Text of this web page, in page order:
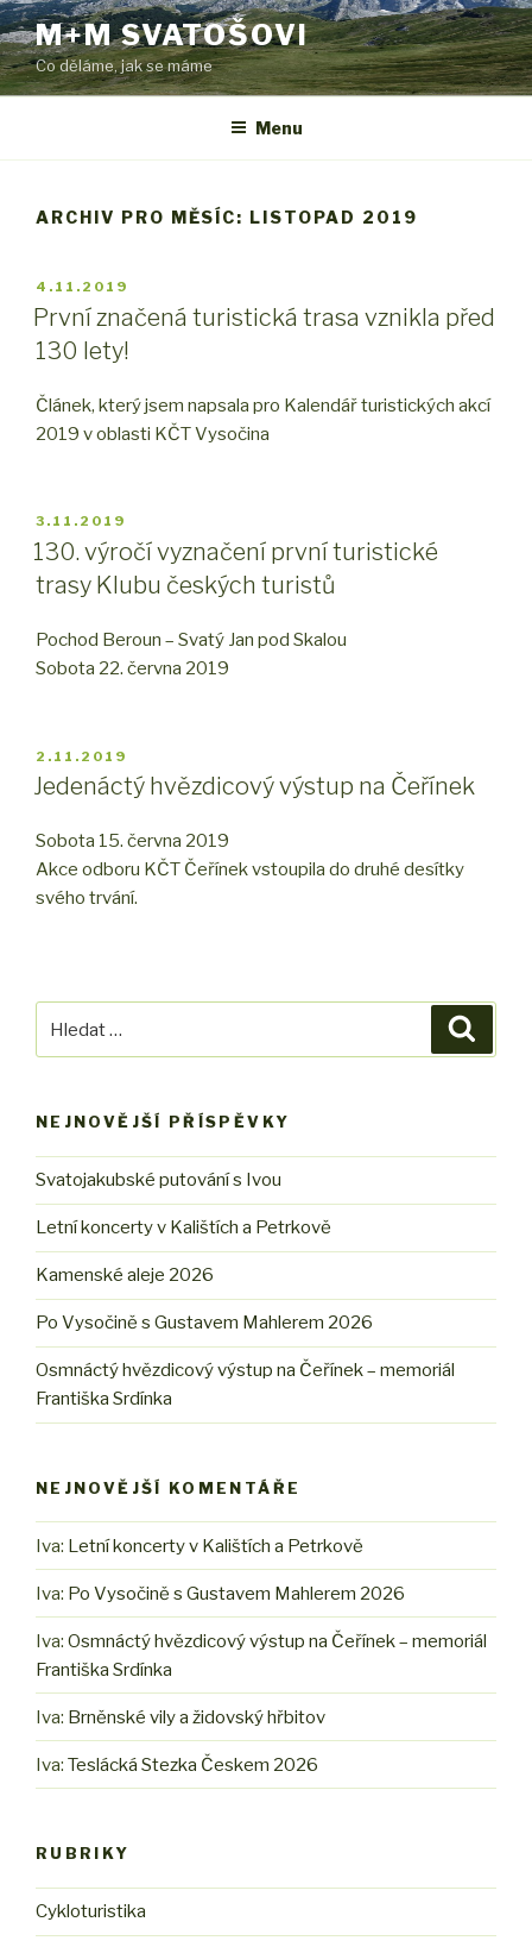
Přejít
k
obsahu
webu
M+M SVATOŠOVI
Co děláme, jak se máme
Menu
ARCHIV PRO MĚSÍC: LISTOPAD 2019
PUBLIKOVÁNO
4.11.2019
První značená turistická trasa vznikla před
130 lety!
Článek, který jsem napsala pro Kalendář turistických akcí
2019 v oblasti KČT Vysočina
PUBLIKOVÁNO
3.11.2019
130. výročí vyznačení první turistické
trasy Klubu českých turistů
Pochod Beroun – Svatý Jan pod Skalou
Sobota 22. června 2019
PUBLIKOVÁNO
2.11.2019
Jedenáctý hvězdicový výstup na Čeřínek
Sobota 15. června 2019
Akce odboru KČT Čeřínek vstoupila do druhé desítky
svého trvání.
NEJNOVĚJŠÍ PŘÍSPĚVKY
Svatojakubské putování s Ivou
Letní koncerty v Kalištích a Petrkově
Kamenské aleje 2026
Po Vysočině s Gustavem Mahlerem 2026
Osmnáctý hvězdicový výstup na Čeřínek – memoriál
Františka Srdínka
NEJNOVĚJŠÍ KOMENTÁŘE
Iva: Letní koncerty v Kalištích a Petrkově
Iva: Po Vysočině s Gustavem Mahlerem 2026
Iva: Osmnáctý hvězdicový výstup na Čeřínek – memoriál
Františka Srdínka
Iva: Brněnské vily a židovský hřbitov
Iva: Teslácká Stezka Českem 2026
RUBRIKY
Cykloturistika